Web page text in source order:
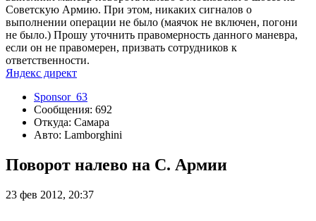
Советскую Армию. При этом, никаких сигналов о
выполнении операции не было (маячок не включен, погони
не было.) Прошу уточнить правомерность данного маневра,
если он не правомерен, призвать сотрудников к
ответственности.
Яндекс директ
Sponsor_63
Сообщения: 692
Откуда: Самара
Авто: Lamborghini
Поворот налево на С. Армии
23 фев 2012, 20:37